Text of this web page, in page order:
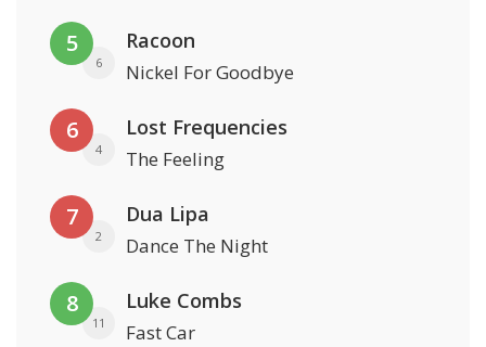
5
6
Racoon
Nickel For Goodbye
6
4
Lost Frequencies
The Feeling
7
2
Dua Lipa
Dance The Night
8
11
Luke Combs
Fast Car